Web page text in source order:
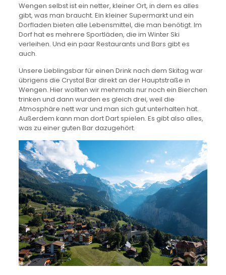
Wengen selbst ist ein netter, kleiner Ort, in dem es alles
gibt, was man braucht. Ein kleiner Supermarkt und ein
Dorfladen bieten alle Lebensmittel, die man benötigt. Im
Dorf hat es mehrere Sportläden, die im Winter Ski
verleihen. Und ein paar Restaurants und Bars gibt es
auch.
Unsere Lieblingsbar für einen Drink nach dem Skitag war
übrigens die Crystal Bar direkt an der Hauptstraße in
Wengen. Hier wollten wir mehrmals nur noch ein Bierchen
trinken und dann wurden es gleich drei, weil die
Atmosphäre nett war und man sich gut unterhalten hat.
Außerdem kann man dort Dart spielen. Es gibt also alles,
was zu einer guten Bar dazugehört.